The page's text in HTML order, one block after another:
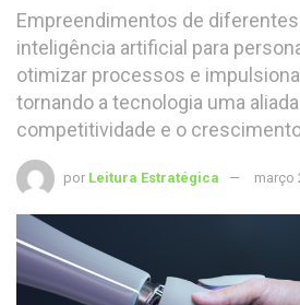
Empreendimentos de
inteligência artificial para
otimizar processos e
tornando a tecnologia uma
competitividade e o
por Leitura Estratégica março